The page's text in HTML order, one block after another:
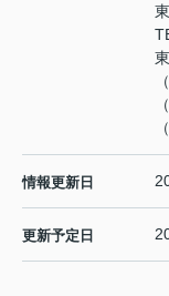
情報更新日
更新予定日